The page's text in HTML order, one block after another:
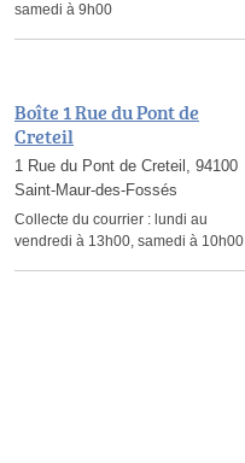
samedi à 9h00
Boîte 1 Rue du Pont de
Creteil
1 Rue du Pont de Creteil, 94100
Saint-Maur-des-Fossés
Collecte du courrier : lundi au
vendredi à 13h00, samedi à 10h00